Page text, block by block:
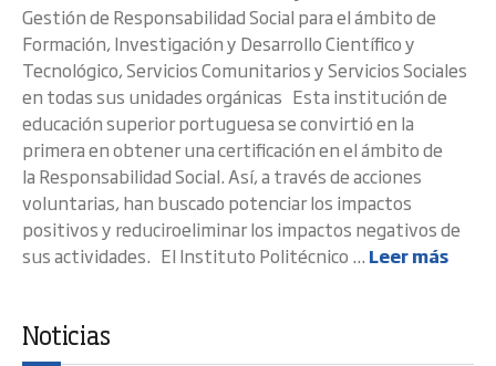
Gestión de Responsabilidad Social para el ámbito de
Formación, Investigación y Desarrollo Científico y
Tecnológico, Servicios Comunitarios y Servicios Sociales
en todas sus unidades orgánicas Esta institución de
educación superior portuguesa se convirtió en la
primera en obtener una certificación en el ámbito de
la Responsabilidad Social. Así, a través de acciones
voluntarias, han buscado potenciar los impactos
positivos y reduciroeliminar los impactos negativos de
sus actividades. El Instituto Politécnico ... Leer más
Noticias